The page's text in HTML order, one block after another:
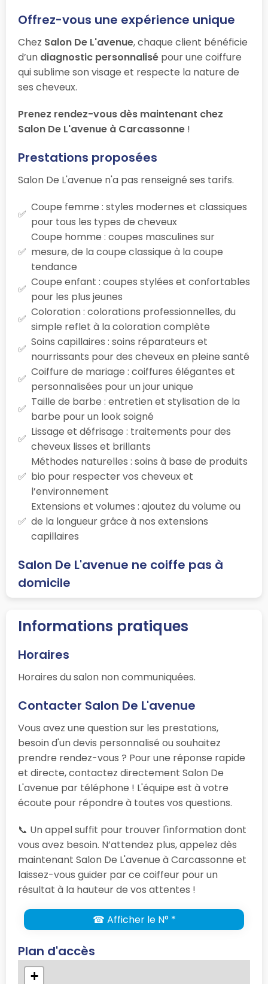
Offrez-vous une expérience unique
Chez Salon De L'avenue, chaque client bénéficie
d’un diagnostic personnalisé pour une coiffure
qui sublime son visage et respecte la nature de
ses cheveux.
Prenez rendez-vous dès maintenant chez
Salon De L'avenue à Carcassonne !
Prestations proposées
Salon De L'avenue n'a pas renseigné ses tarifs.
Coupe femme : styles modernes et classiques
pour tous les types de cheveux
Coupe homme : coupes masculines sur
mesure, de la coupe classique à la coupe
tendance
Coupe enfant : coupes stylées et confortables
pour les plus jeunes
Coloration : colorations professionnelles, du
simple reflet à la coloration complète
Soins capillaires : soins réparateurs et
nourrissants pour des cheveux en pleine santé
Coiffure de mariage : coiffures élégantes et
personnalisées pour un jour unique
Taille de barbe : entretien et stylisation de la
barbe pour un look soigné
Lissage et défrisage : traitements pour des
cheveux lisses et brillants
Méthodes naturelles : soins à base de produits
bio pour respecter vos cheveux et
l’environnement
Extensions et volumes : ajoutez du volume ou
de la longueur grâce à nos extensions
capillaires
Salon De L'avenue ne coiffe pas à
domicile
Informations pratiques
Horaires
Horaires du salon non communiquées.
Contacter Salon De L'avenue
Vous avez une question sur les prestations,
besoin d'un devis personnalisé ou souhaitez
prendre rendez-vous ? Pour une réponse rapide
et directe, contactez directement Salon De
L'avenue par téléphone ! L'équipe est à votre
écoute pour répondre à toutes vos questions.
📞 Un appel suffit pour trouver l'information dont
vous avez besoin. N’attendez plus, appelez dès
maintenant Salon De L'avenue à Carcassonne et
laissez-vous guider par ce coiffeur pour un
résultat à la hauteur de vos attentes !
☎ Afficher le N° *
Plan d'accès
+